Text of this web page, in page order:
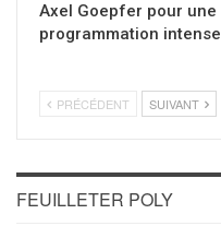
Axel Goepfer pour une
programmation intense
PRÉCÉDENT SUIVANT
FEUILLETER POLY